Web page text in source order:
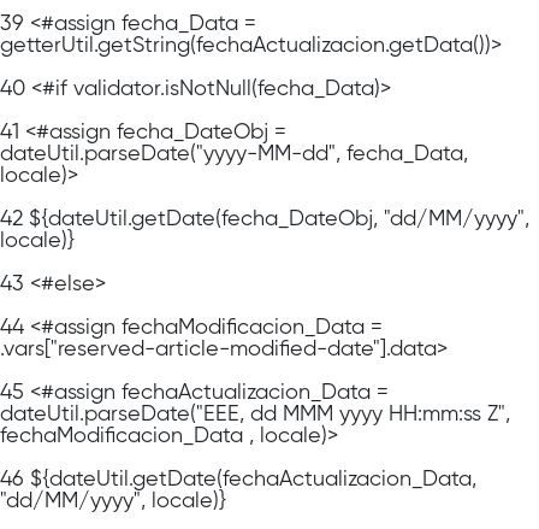
39 <#assign fecha_Data =
getterUtil.getString(fechaActualizacion.getData())>
40 <#if validator.isNotNull(fecha_Data)>
41 <#assign fecha_DateObj =
dateUtil.parseDate("yyyy-MM-dd", fecha_Data,
locale)>
42 ${dateUtil.getDate(fecha_DateObj, "dd/MM/yyyy",
locale)}
43 <#else>
44 <#assign fechaModificacion_Data =
.vars["reserved-article-modified-date"].data>
45 <#assign fechaActualizacion_Data =
dateUtil.parseDate("EEE, dd MMM yyyy HH:mm:ss Z",
fechaModificacion_Data , locale)>
46 ${dateUtil.getDate(fechaActualizacion_Data,
"dd/MM/yyyy", locale)}